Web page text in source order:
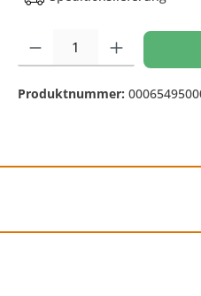
Produkt Anzahl: Gib den
Produktnummer: